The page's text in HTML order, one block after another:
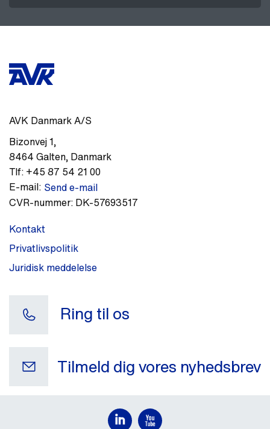
AVK Danmark A/S
Bizonvej 1,
8464 Galten, Danmark
Tlf: +45 87 54 21 00
E-mail: Send e-mail
CVR-nummer: DK-57693517
Kontakt
Privatlivspolitik
Juridisk meddelelse
Ring til os
Tilmeld dig vores nyhedsbrev
Din e-mail